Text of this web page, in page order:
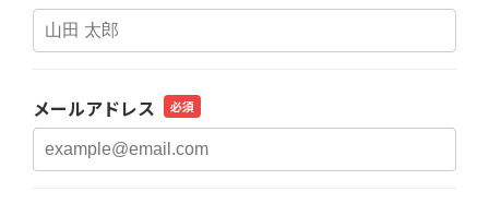
メールアドレス 必須